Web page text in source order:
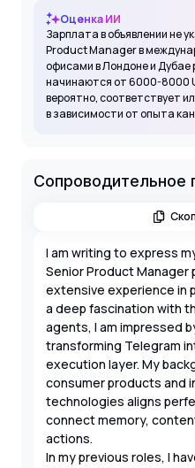
Оценка ИИ
Зарплата в объявлении не
Product Manager в
офисами в Лондоне и Дубае
начинаются от 6000-8000
вероятно, соответствует
в зависимости от опыта
Сопроводительное
I am writing to express
Senior Product Manager
extensive experience in
a deep fascination with
agents, I am impressed
transforming Telegram
execution layer. My
consumer products and
technologies aligns
connect memory,
actions.
In my previous roles, I